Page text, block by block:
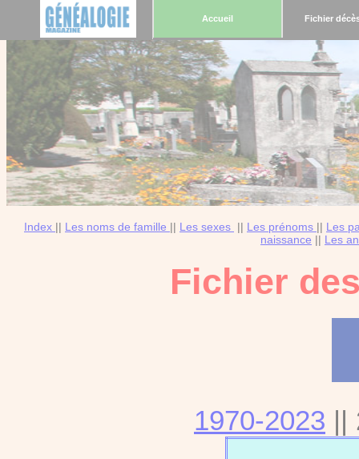
Accueil Fichier
Index || Les noms de famille || Les sexes || Les prénoms || Les
naissance || Les
Fichier
1970-2023 ||